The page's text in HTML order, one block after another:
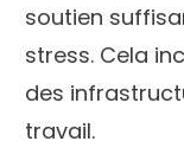
soutien
stress. Cela
des
travail.